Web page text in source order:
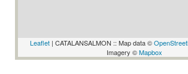
Leaflet | CATALANSALMON :: Map data ©
Imagery ©Mapbox